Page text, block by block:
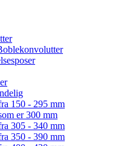
150 - 295 mm
er 300 mm
305 - 340 mm
350 - 390 mm